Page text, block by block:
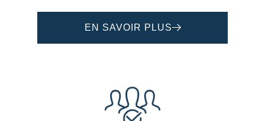
EN SAVOIR PLUS